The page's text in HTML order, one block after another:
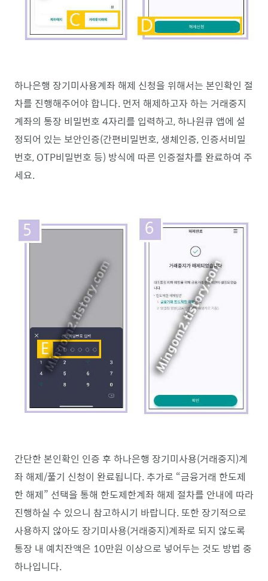
하나은행 장기미사용계좌 해제 신청을 위해서는 본인확인 절
차를 진행해주어야 합니다. 먼저 해제하고자 하는 거래중지
계좌의 통장 비밀번호 4자리를 입력하고, 하나원큐 앱에 설
정되어 있는 보안인증(간편비밀번호, 생체인증, 인증서비밀
번호, OTP비밀번호 등) 방식에 따른 인증절차를 완료하여 주
세요.
간단한 본인확인 인증 후 하나은행 장기미사용(거래중지)계
좌 해제/풀기 신청이 완료됩니다. 추가로 “금융거래 한도제
한 해제” 선택을 통해 한도제한계좌 해제 절차를 안내에 따라
진행하실 수 있으니 참고하시기 바랍니다. 또한 장기적으로
사용하지 않아도 장기미사용(거래중지)계좌로 되지 않도록
통장 내 예치잔액은 10만원 이상으로 넣어두는 것도 방법 중
하나입니다.